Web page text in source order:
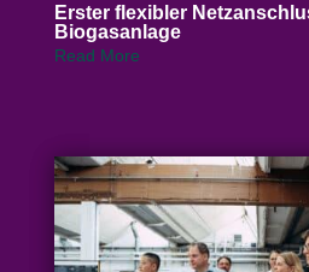
Erster flexibler
Biogasanlage
Read More